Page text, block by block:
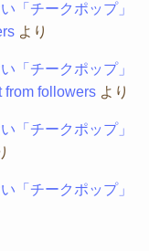
「チークポップ」
より
「チークポップ」
from followersより
「チークポップ」
「チークポップ」